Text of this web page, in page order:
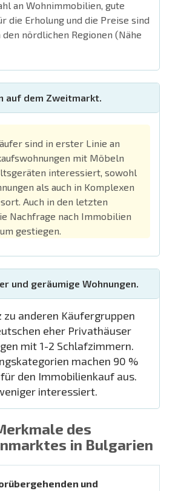
an Wohnimmobilien, gute
die Erholung und die Preise sind
nördlichen Regionen (Nähe
auf dem Zweitmarkt.
sind in erster Linie an
mit Möbeln
interessiert, sowohl
als auch in Komplexen
Auch in den letzten
Nachfrage nach Immobilien
gestiegen.
und geräumige Wohnungen.
zu anderen Käufergruppen
eher Privathäuser
mit 1-2 Schlafzimmern.
machen 90 %
den Immobilienkauf aus.
interessiert.
des
in Bulgarien
und